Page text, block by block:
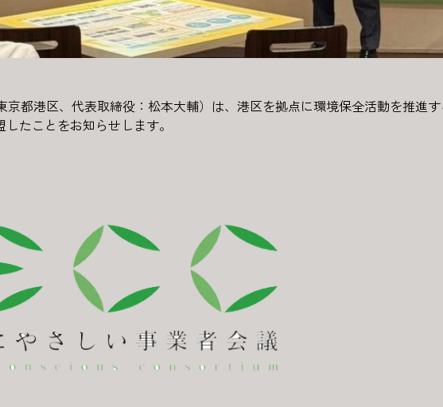
京都港区、代表取締役：松本大輔）は、港区を拠点に環境保全活動を推進
したことをお知らせします。